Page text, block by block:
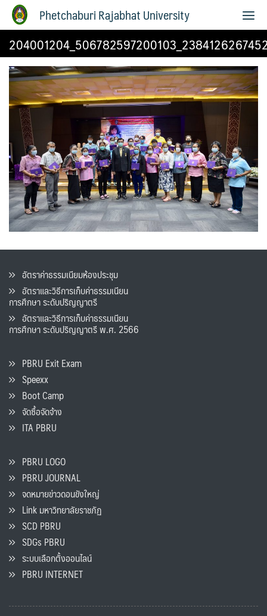
Phetchaburi Rajabhat University
อัตราค่าธรรมเนียมห้องประชุม
อัตราและวิธีการเก็บค่าธรรมเนียน
การศึกษา ระดับปริญญาตรี
อัตราและวิธีการเก็บค่าธรรมเนียน
การศึกษา ระดับปริญญาตรี พ.ศ. 2566
PBRU Exit Exam
Speexx
Boot Camp
จัดซื้อจัดจ้าง
ITA PBRU
PBRU LOGO
PBRU JOURNAL
จดหมายข่าวดอนขังใหญ่
Link มหาวิทยาลัยราชภัฏ
SCD PBRU
SDGs PBRU
ระบบเลือกตั้งออนไลน์
PBRU INTERNET